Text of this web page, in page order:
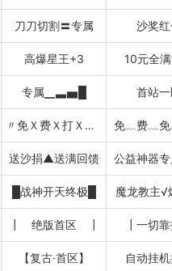
刀刀切割〓专属 沙奖
高爆星王+3 10元全
专属▁▃▅█ 首站
〃免Ｘ费Ｘ打Ｘ顶赞 免﹏费﹏
送沙捐▲送满回馈 公益神器
█战神开天终极█ 魔龙教主√
┃ 绝版首区 ┃ ┃一切
【复古·首区】 自动挂